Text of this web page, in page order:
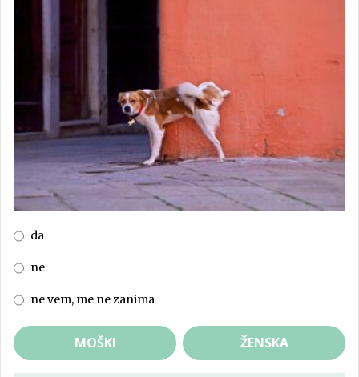
da
ne
ne vem, me ne zanima
MOŠKI ŽENSKA